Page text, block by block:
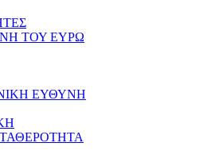
ΤΟΥ ΕΥΡΩ
ΕΥΘΥΝΗ